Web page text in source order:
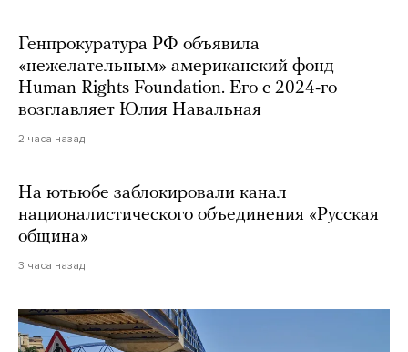
Генпрокуратура РФ объявила
«нежелательным» американский фонд
Human Rights Foundation. Его с 2024-го
возглавляет Юлия Навальная
2 часа назад
На ютьюбе заблокировали канал
националистического объединения «Русская
община»
3 часа назад